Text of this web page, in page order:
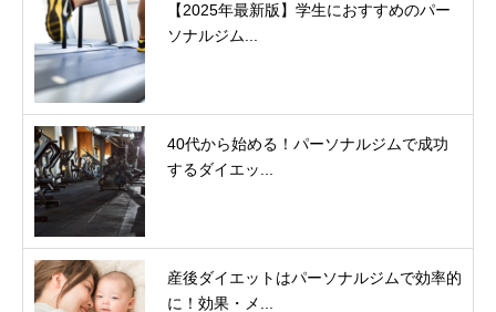
【2025年最新版】学生におすすめのパー
ソナルジム...
40代から始める！パーソナルジムで成功
するダイエッ...
産後ダイエットはパーソナルジムで効率的
に！効果・メ...